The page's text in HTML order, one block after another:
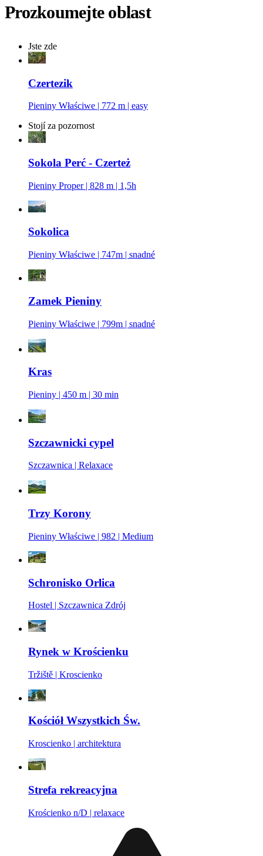
Prozkoumejte oblast
Jste zde
Czertezik
Pieniny Właściwe | 772 m | easy
Stojí za pozornost
Sokola Perć - Czerteż
Pieniny Proper | 828 m | 1,5h
Sokolica
Pieniny Właściwe | 747m | snadné
Zamek Pieniny
Pieniny Właściwe | 799m | snadné
Kras
Pieniny | 450 m | 30 min
Szczawnicki cypel
Szczawnica | Relaxace
Trzy Korony
Pieniny Właściwe | 982 | Medium
Schronisko Orlica
Hostel | Szczawnica Zdrój
Rynek w Krościenku
Tržiště | Kroscienko
Kościół Wszystkich Św.
Kroscienko | architektura
Strefa rekreacyjna
Krościenko n/D | relaxace